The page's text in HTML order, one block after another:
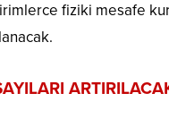
fiziki mesafe